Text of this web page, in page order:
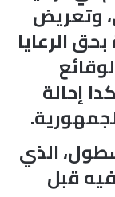
وتعريض
الرعايا
إحالة
الذي
قبل